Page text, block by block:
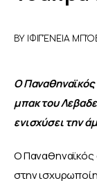
BY ΙΦΙΓΈΝΕΙΑ
Ο
μπακ του
ενισχύσει την
Ο Παναθηναϊκός
στην